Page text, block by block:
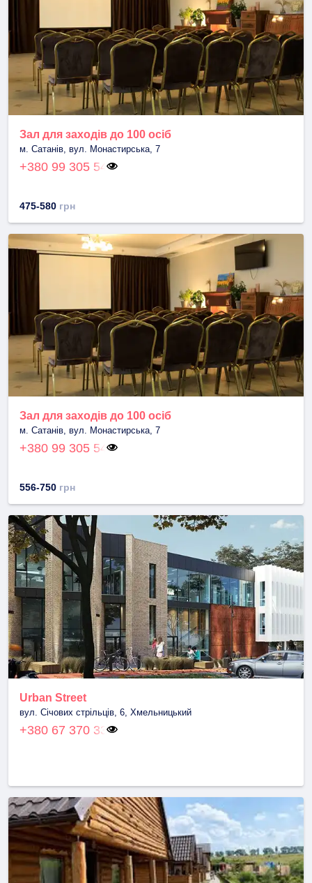
Зал для заходів до 100 осіб
м. Сатанів, вул. Монастирська, 7
+380 99 305 54
475-580 грн
Зал для заходів до 100 осіб
м. Сатанів, вул. Монастирська, 7
+380 99 305 54
556-750 грн
Urban Street
вул. Січових стрільців, 6, Хмельницький
+380 67 370 33